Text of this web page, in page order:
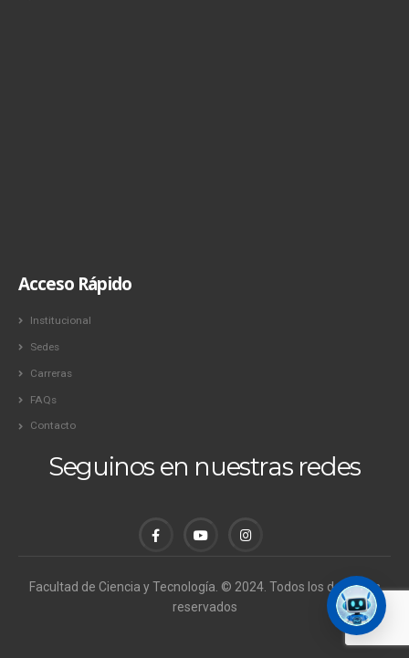
Acceso Rápido
Institucional
Sedes
Carreras
FAQs
Contacto
Seguinos en nuestras redes
Facultad de Ciencia y Tecnología. © 2024. Todos los derechos
reservados